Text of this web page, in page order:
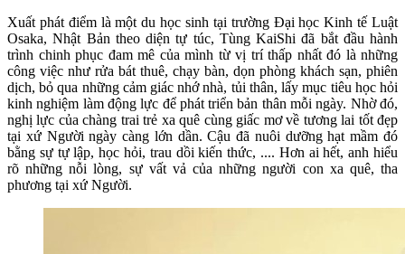
Xuất phát điểm là một du học sinh tại trường Đại học Kinh tế Luật
Osaka, Nhật Bản theo diện tự túc, Tùng KaiShi đã bắt đầu hành
trình chinh phục đam mê của mình từ vị trí thấp nhất đó là những
công việc như rửa bát thuê, chạy bàn, dọn phòng khách sạn, phiên
dịch, bỏ qua những cảm giác nhớ nhà, tủi thân, lấy mục tiêu học hỏi
kinh nghiệm làm động lực để phát triển bản thân mỗi ngày. Nhờ đó,
nghị lực của chàng trai trẻ xa quê cùng giấc mơ về tương lai tốt đẹp
tại xứ Người ngày càng lớn dần. Cậu đã nuôi dưỡng hạt mầm đó
bằng sự tự lập, học hỏi, trau dồi kiến thức, .... Hơn ai hết, anh hiểu
rõ những nỗi lòng, sự vất vả của những người con xa quê, tha
phương tại xứ Người.